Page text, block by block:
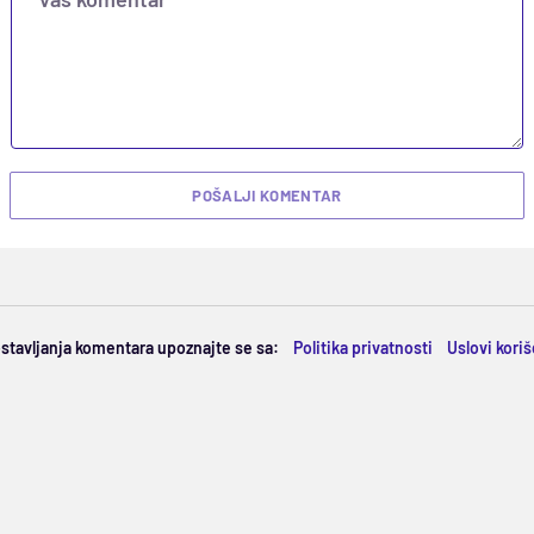
POŠALJI KOMENTAR
komentara upoznajte se sa: Politika privatnosti Uslovi